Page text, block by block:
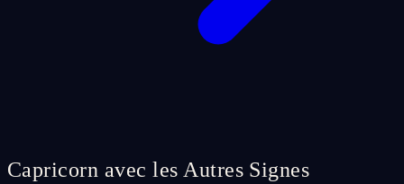
Capricorn avec les Autres Signes